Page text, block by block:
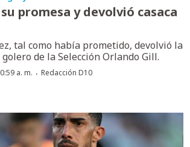
promesa y devolvió casaca
tal como había prometido, devolvió la
de la Selección Orlando Gill.
a. m. · Redacción D10